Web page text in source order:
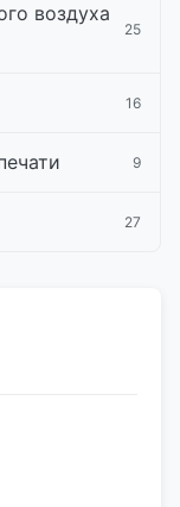
воздуха
25
16
9
27